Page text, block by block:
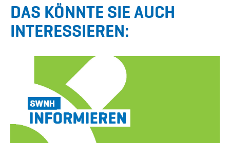
DAS KÖNNTE SIE AUCH
INTERESSIEREN: